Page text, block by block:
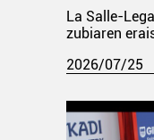
La Salle-
zubiaren
2026/07/25